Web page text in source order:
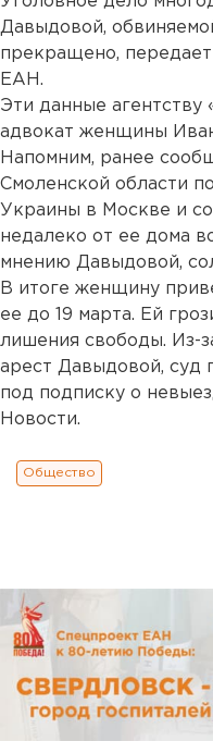
Давыдовой,
прекращено,
ЕАН.
Эти данные
адвокат женщины
Напомним, ранее
Смоленской области
Украины в Москве и
недалеко от ее дома
мнению Давыдовой,
В итоге женщину
ее до 19 марта. Ей
лишения свободы. Из-
арест Давыдовой, суд
под подписку о
Новости.
Общество